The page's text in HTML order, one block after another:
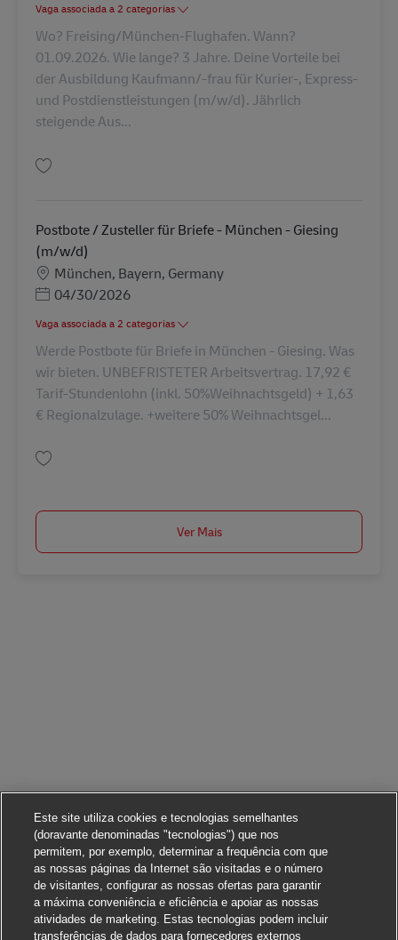
Vaga associada a 2 categorias
Wo? Freising/München-Flughafen. Wann?
01.09.2026. Wie lange? 3 Jahre. Deine Vorteile bei
der Ausbildung Kaufmann/-frau für Kurier-, Express-
und Postdienstleistungen (m/w/d). Jährlich
steigende Aus...
Postbote / Zusteller für Briefe - München - Giesing
(m/w/d)
Localização
München, Bayern, Germany
Posted Date
04/30/2026
Vaga associada a 2 categorias
Werde Postbote für Briefe in München - Giesing. Was
wir bieten. UNBEFRISTETER Arbeitsvertrag. 17,92 €
Tarif-Stundenlohn (inkl. 50%Weihnachtsgeld) + 1,63
€ Regionalzulage. +weitere 50% Weihnachtsgel...
Ver Mais
Este site utiliza cookies e tecnologias semelhantes
(doravante denominadas "tecnologias") que nos
permitem, por exemplo, determinar a frequência com que
as nossas páginas da Internet são visitadas e o número
de visitantes, configurar as nossas ofertas para garantir
a máxima conveniência e eficiência e apoiar as nossas
atividades de marketing. Estas tecnologias podem incluir
transferências de dados para fornecedores externos